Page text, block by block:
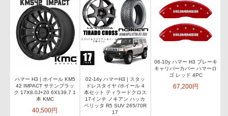
ハマー H3 | ホイール KM5
42 IMPACT サテンブラッ
ク 17X8.0J+20 6X139.7 1
本 KMC
40,500円
02-14y ハマーH3 | スタッ
ドレスタイヤ /ホイール 4
本セット ティラードクロス
17インチ ノキアン ハッカ
ペリッタ R5 SUV 265/70R
17
06-10y ハマー H3 ブレーキ
キャリパーカバー ハマーロ
ゴ レッド 4PC
67,200円